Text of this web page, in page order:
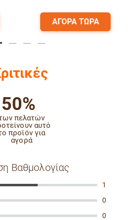
50%
πελατών
αυτό
προϊόν για
αγορά
Βαθμολογίας
1
0
0